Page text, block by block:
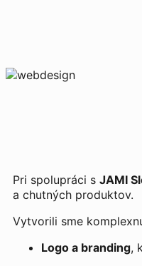
Pri spolupráci s JAMI
a chutných produktov.
Vytvorili sme
Logo a branding,